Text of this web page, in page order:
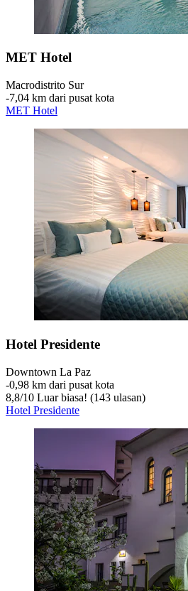
MET Hotel
Macrodistrito Sur
‐7,04 km dari pusat kota
MET Hotel
Hotel Presidente
Downtown La Paz
‐0,98 km dari pusat kota
8,8/10 Luar biasa! (143 ulasan)
Hotel Presidente